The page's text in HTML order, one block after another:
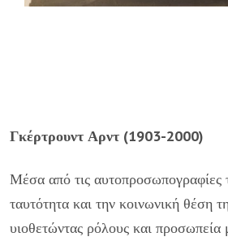
Γκέρτρουντ Αρντ (1903-2000)
Μέσα από τις αυτοπροσωπογραφίες
ταυτότητα και την κοινωνική θέση
υιοθετώντας ρόλους και